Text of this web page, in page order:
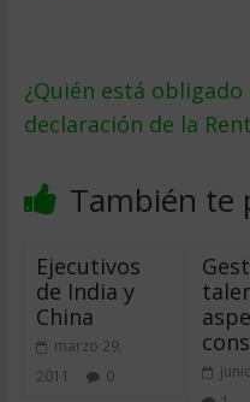
¿Quién está
declaración de la
También te
Ejecutivos
de India y
China
marzo 29,
2011
0